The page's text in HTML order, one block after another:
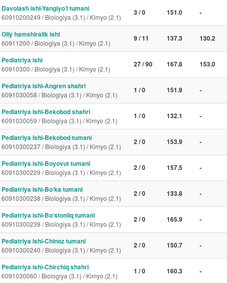
Davolash ishi-Yangiyo‘l tumani
60910200249 / Biologiya (3.1) / Kimyo (2.1)
3 / 0 151.0 -
Oliy hamshiralik ishi
60911200 / Biologiya (3.1) / Kimyo (2.1)
9 / 11 137.3 130.2
Pediatriya ishi
60910300 / Biologiya (3.1) / Kimyo (2.1)
27 / 90 167.8 153.0
Pediatriya ishi-Angren shahri
6091030058 / Biologiya (3.1) / Kimyo (2.1)
1 / 0 151.9 -
Pediatriya ishi-Bekobod shahri
6091030059 / Biologiya (3.1) / Kimyo (2.1)
1 / 0 132.1 -
Pediatriya ishi-Bekobod tumani
60910300237 / Biologiya (3.1) / Kimyo (2.1)
2 / 0 153.9 -
Pediatriya ishi-Boyovut tumani
60910300229 / Biologiya (3.1) / Kimyo (2.1)
2 / 0 157.5 -
Pediatriya ishi-Bo‘ka tumani
60910300238 / Biologiya (3.1) / Kimyo (2.1)
2 / 0 133.8 -
Pediatriya ishi-Bo‘stonliq tumani
60910300239 / Biologiya (3.1) / Kimyo (2.1)
2 / 0 165.9 -
Pediatriya ishi-Chinoz tumani
60910300240 / Biologiya (3.1) / Kimyo (2.1)
2 / 0 150.7 -
Pediatriya ishi-Chirchiq shahri
6091030060 / Biologiya (3.1) / Kimyo (2.1)
1 / 0 160.3 -